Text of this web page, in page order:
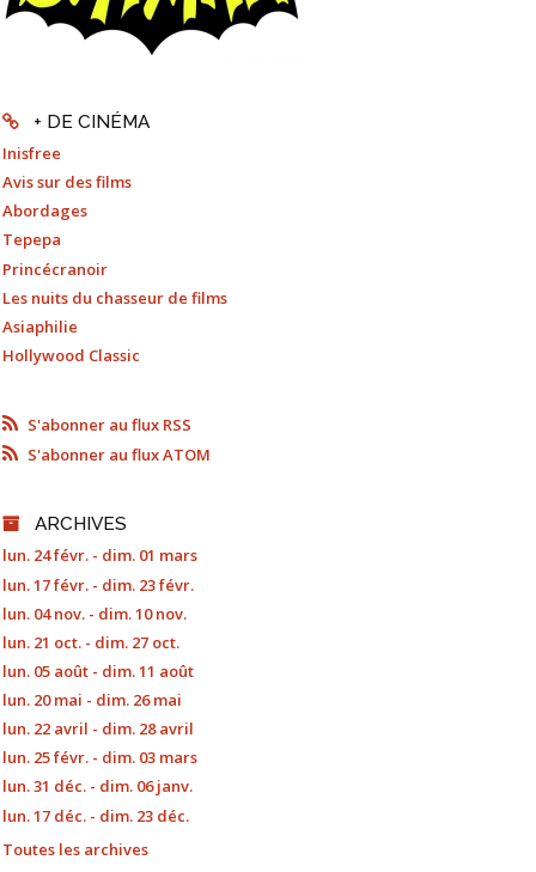
+ DE CINÉMA
Inisfree
Avis sur des films
Abordages
Tepepa
Princécranoir
Les nuits du chasseur de films
Asiaphilie
Hollywood Classic
S'abonner au flux RSS
S'abonner au flux ATOM
ARCHIVES
lun. 24 févr. - dim. 01 mars
lun. 17 févr. - dim. 23 févr.
lun. 04 nov. - dim. 10 nov.
lun. 21 oct. - dim. 27 oct.
lun. 05 août - dim. 11 août
lun. 20 mai - dim. 26 mai
lun. 22 avril - dim. 28 avril
lun. 25 févr. - dim. 03 mars
lun. 31 déc. - dim. 06 janv.
lun. 17 déc. - dim. 23 déc.
Toutes les archives